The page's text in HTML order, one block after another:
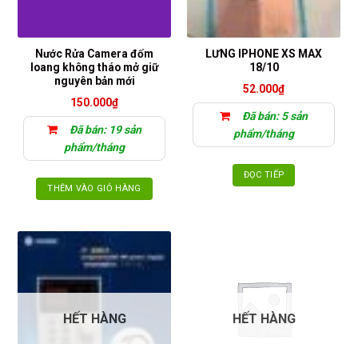
được
trên
trang
sản
phẩm
Nước Rửa Camera đốm
loang không tháo mở giữ
nguyên bản mới
150.000₫
Đã bán: 19 sản
phẩm/tháng
THÊM VÀO GIỎ HÀNG
LƯNG IPHONE XS MAX
18/10
52.000₫
Đã bán: 5 sản
phẩm/tháng
ĐỌC TIẾP
HẾT HÀNG HẾT HÀNG